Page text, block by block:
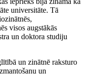
universitāte. Tā
visos augstākās
un doktora studiju
un zinātnē raksturo
un